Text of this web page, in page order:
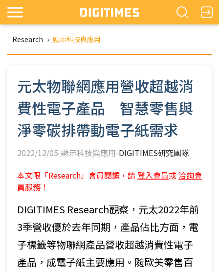
Research › 顯示科技與應用
元太物聯網應用營收超越消
費性電子產品 智慧零售與
淨零碳排帶動電子紙需求
2022/12/05-顯示科技與應用-DIGITIMES研究團隊
本文限「Research」會員閱讀，請 登入會員或 洽詢會
員服務 ！
DIGITIMES Research觀察，元太2022年前
3季營收優於去年同期，產品佔比方面，電
子標籤等物聯網產品營收超越消費性電子
產品，成電子紙主要應用。隨歐美零售百